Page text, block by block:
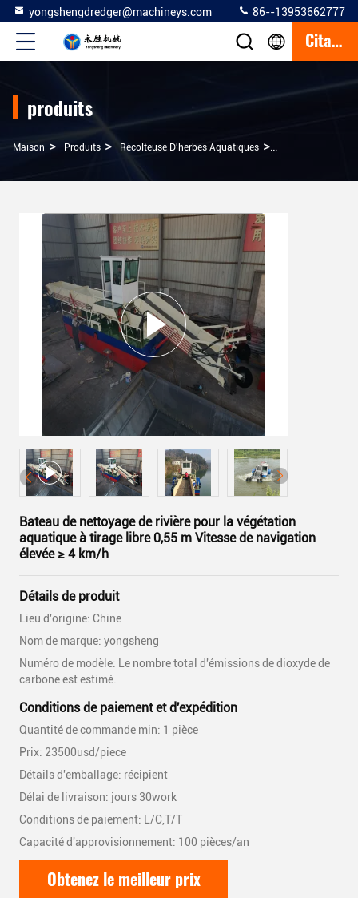
yongshengdredger@machineys.com 86--13953662777
Citation
produits
Maison > Produits > Récolteuse D'herbes Aquatiques >
Bateau de nettoyage de rivière pour la végétation
aquatique à tirage libre 0,55 m Vitesse de navigation
élevée ≥ 4 km/h
Détails de produit
Lieu d'origine: Chine
Nom de marque: yongsheng
Numéro de modèle: Le nombre total d'émissions de dioxyde de
carbone est estimé.
Conditions de paiement et d'expédition
Quantité de commande min: 1 pièce
Prix: 23500usd/piece
Détails d'emballage: récipient
Délai de livraison: jours 30work
Conditions de paiement: L/C,T/T
Capacité d'approvisionnement: 100 pièces/an
Obtenez le meilleur prix